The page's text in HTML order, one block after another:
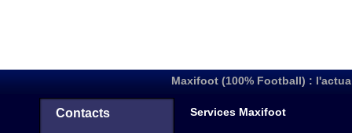
Maxifoot (100% Football) :
Contacts Services Maxifoot